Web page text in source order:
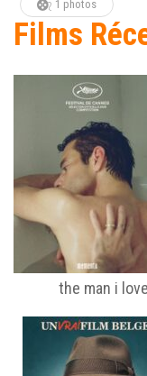
1 photos
Films
the man i love